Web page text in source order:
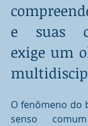
e suas
exige um
O fenômeno do
senso